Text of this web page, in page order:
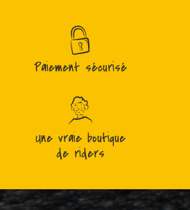
Paiement sécurisé
Une vraie boutique
de riders